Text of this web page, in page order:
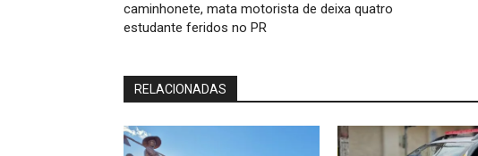
caminhonete, mata motorista de deixa quatro
estudante feridos no PR
RELACIONADAS